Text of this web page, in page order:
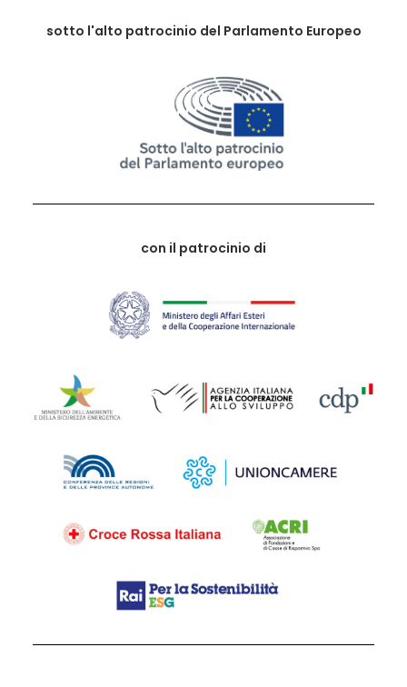
sotto l'alto patrocinio del Parlamento Europeo
con il patrocinio di